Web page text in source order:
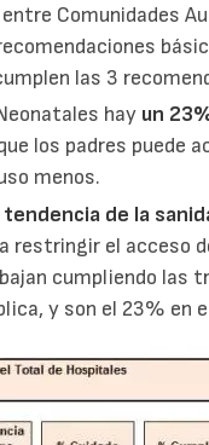
Comunidades
las 3
hay un
los padres puede
menos.
tendencia de la
restringir el acceso
cumpliendo las
y son el 23% en